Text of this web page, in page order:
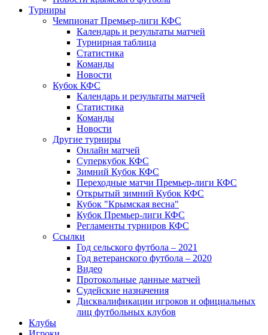
Турниры
Чемпионат Премьер-лиги КФС
Календарь и результаты матчей
Турнирная таблица
Статистика
Команды
Новости
Кубок КФС
Календарь и результаты матчей
Статистика
Команды
Новости
Другие турниры
Онлайн матчей
Суперкубок КФС
Зимний Кубок КФС
Переходные матчи Премьер-лиги КФС
Открытый зимний Кубок КФС
Кубок "Крымская весна"
Кубок Премьер-лиги КФС
Регламенты турниров КФС
Ссылки
Год сельского футбола – 2021
Год ветеранского футбола – 2020
Видео
Протокольные данные матчей
Судейские назначения
Дисквалификации игроков и официальных
лиц футбольных клубов
Клубы